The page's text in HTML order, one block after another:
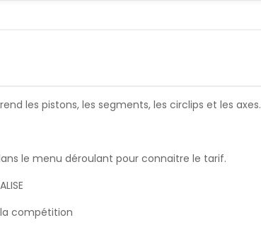
les pistons, les segments, les circlips et les axes.
le menu déroulant pour connaitre le tarif.
compétition